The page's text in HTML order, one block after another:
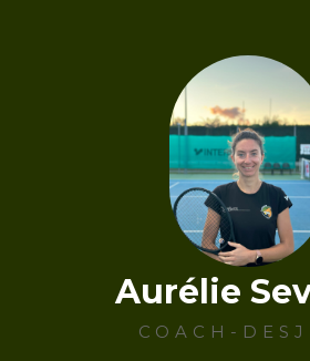
Aurélie
COACH-